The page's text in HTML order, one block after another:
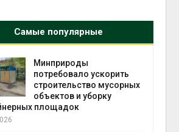
Самые популярные
Минприроды
потребовало ускорить
строительство мусорных
объектов и уборку
площадок